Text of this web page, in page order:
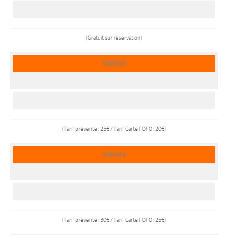
(Gratuit sur réservation)
RÉSERVER
(Tarif prévente : 25€ / Tarif Carte FOFO : 20€)
RÉSERVER
(Tarif prévente : 30€ / Tarif Carte FOFO : 25€)